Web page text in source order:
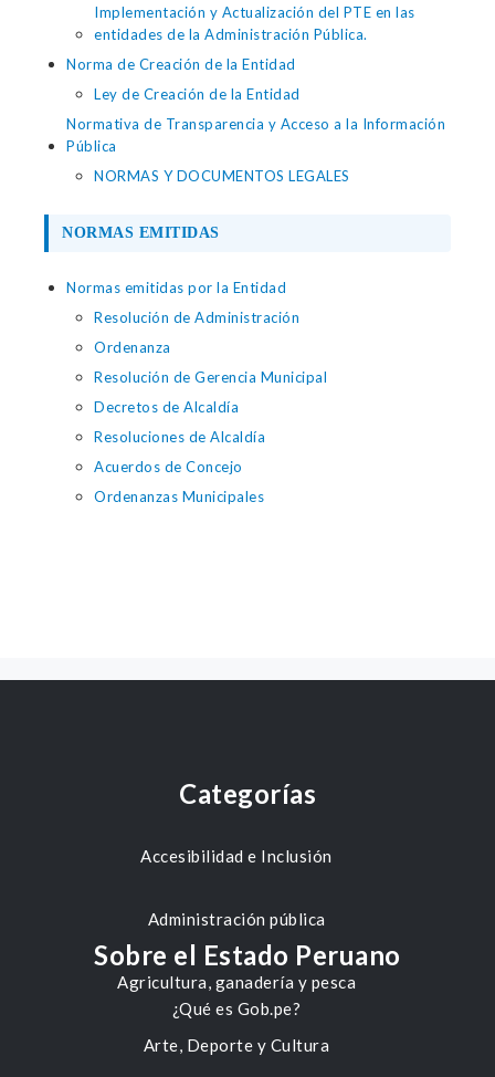
Implementación y Actualización del PTE en las
entidades de la Administración Pública.
Norma de Creación de la Entidad
Ley de Creación de la Entidad
Normativa de Transparencia y Acceso a la Información
Pública
NORMAS Y DOCUMENTOS LEGALES
NORMAS EMITIDAS
Normas emitidas por la Entidad
Resolución de Administración
Ordenanza
Resolución de Gerencia Municipal
Decretos de Alcaldía
Resoluciones de Alcaldía
Acuerdos de Concejo
Ordenanzas Municipales
Categorías
Accesibilidad e Inclusión
Administración pública
Agricultura, ganadería y pesca
Arte, Deporte y Cultura
Sobre el Estado Peruano
¿Qué es Gob.pe?